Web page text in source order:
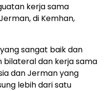
kerja sama
di Kemhan,
sangat baik dan
bilateral dan kerja sama
dan Jerman yang
lebih dari satu